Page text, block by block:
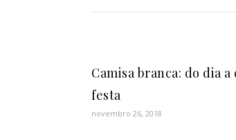
Camisa branca: do dia a
festa
novembro 26, 2018